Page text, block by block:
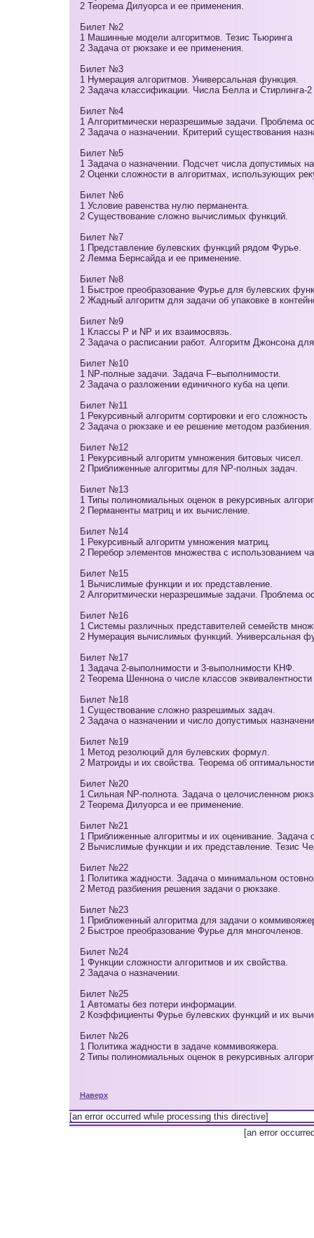
2 Теорема Дилуорса и ее применения.
Билет №2
1 Машинные модели алгоритмов. Тезис Тьюринга
2 Задача от рюкзаке и ее применения.
Билет №3
1 Нумерация алгоритмов. Универсальная функция.
2 Задача классификации. Числа Белла и Стирлинга-
Билет №4
1 Алгоритмически неразрешимые задачи. Проблема
2 Задача о назначении. Критерий существования
Билет №5
1 Задача о назначении. Подсчет числа допустимых
2 Оценки сложности в алгоритмах, использующих
Билет №6
1 Условие равенства нулю перманента.
2 Существование сложно вычислимых функций.
Билет №7
1 Представление булевских функций рядом Фурье.
2 Лемма Бернсайда и ее применение.
Билет №8
1 Быстрое преобразование Фурье для булевских
2 Жадный алгоритм для задачи об упаковке в
Билет №9
1 Классы Р и NР и их взаимосвязь.
2 Задача о расписании работ. Алгоритм Джонсона
Билет №10
1 NP-полные задачи. Задача F–выполнимости.
2 Задача о разложении единичного куба на цепи.
Билет №11
1 Рекурсивный алгоритм сортировки и его сложность
2 Задача о рюкзаке и ее решение методом разбиения.
Билет №12
1 Рекурсивный алгоритм умножения битовых чисел.
2 Приближенные алгоритмы для NP-полных задач.
Билет №13
1 Типы полиномиальных оценок в рекурсивных
2 Перманенты матриц и их вычисление.
Билет №14
1 Рекурсивный алгоритм умножения матриц.
2 Перебор элементов множества с использованием
Билет №15
1 Вычислимые функции и их представление.
2 Алгоритмически неразрешимые задачи. Проблема
Билет №16
1 Системы различных представителей семейств
2 Нумерация вычислимых функций. Универсальная
Билет №17
1 Задача 2-выполнимости и 3-выполнимости КНФ.
2 Теорема Шеннона о числе классов
Билет №18
1 Существование сложно разрешимых задач.
2 Задача о назначении и число допустимых
Билет №19
1 Метод резолюций для булевских формул.
2 Матроиды и их свойства. Теорема об
Билет №20
1 Сильная NP-полнота. Задача о целочисленном
2 Теорема Дилуорса и ее применение.
Билет №21
1 Приближенные алгоритмы и их оценивание. Задача
2 Вычислимые функции и их представление. Тезис
Билет №22
1 Политика жадности. Задача о минимальном
2 Метод разбиения решения задачи о рюкзаке.
Билет №23
1 Приближенный алгоритма для задачи о
2 Быстрое преобразование Фурье для многочленов.
Билет №24
1 Функции сложности алгоритмов и их свойства.
2 Задача о назначении.
Билет №25
1 Автоматы без потери информации.
2 Коэффициенты Фурье булевских функций и их
Билет №26
1 Политика жадности в задаче коммивояжера.
2 Типы полиномиальных оценок в рекурсивных
Наверх
[an error occurred while processing this directive]
[an error